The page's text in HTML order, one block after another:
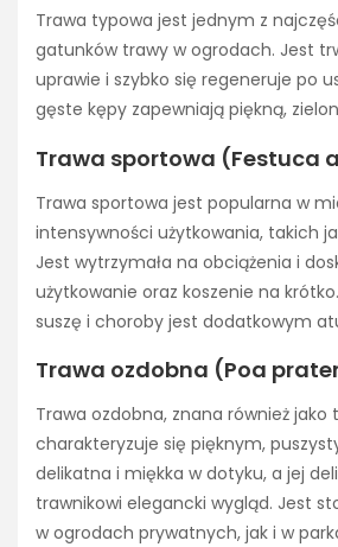
Trawa typowa jest jednym z
gatunków trawy w ogrodach. Jest
uprawie i szybko się regeneruje po
gęste kępy zapewniają piękną,
Trawa sportowa (Festuca
Trawa sportowa jest popularna w
intensywności użytkowania, takich
Jest wytrzymała na obciążenia i
użytkowanie oraz koszenie na
suszę i choroby jest dodatkowym
Trawa ozdobna (Poa
Trawa ozdobna, znana również jako
charakteryzuje się pięknym,
delikatna i miękka w dotyku, a jej
trawnikowi elegancki wygląd. Jest
w ogrodach prywatnych, jak i w